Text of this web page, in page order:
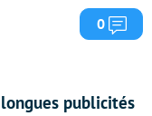
0
publicités